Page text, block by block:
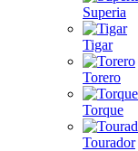
Superia
Tigar
Torero
Torque
Tourador